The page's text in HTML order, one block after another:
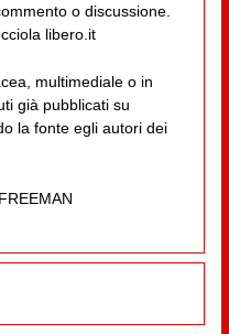
o discussione.
libero.it
multimediale o in
già pubblicati su
la fonte egli autori dei